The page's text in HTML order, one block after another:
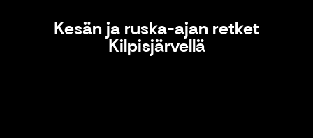
Kesän ja ruska-ajan retket
Kilpisjärvellä